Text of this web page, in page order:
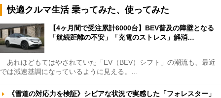
快適クルマ生活 乗ってみた、使ってみた
【4ヶ月間で受注累計6000台】BEV普及の障壁となる
「航続距離の不安」「充電のストレス」解消…
あれほどもてはやされていた「EV（BEV）シフト」の潮流も、最近
では減速基調になっているように見える。…
《雪道の対応力を検証》シビアな状況で実感した「フォレスター」